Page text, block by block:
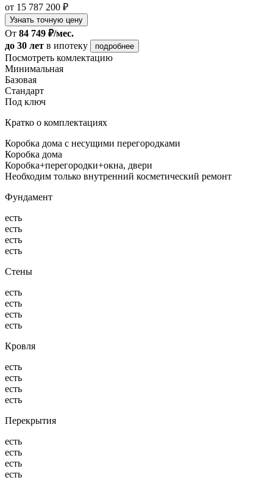
от 15 787 200 ₽
Узнать точную цену
От 84 749 ₽/мес.
до 30 лет в ипотеку подробнее
Посмотреть комлектацию
Минимальная
Базовая
Стандарт
Под ключ
Кратко о комплектациях
Коробка дома с несущими перегородками
Коробка дома
Коробка+перегородки+окна, двери
Необходим только внутренний косметический ремонт
Фундамент
есть
есть
есть
есть
Стены
есть
есть
есть
есть
Кровля
есть
есть
есть
есть
Перекрытия
есть
есть
есть
есть